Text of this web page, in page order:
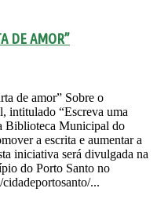
DE AMOR”
de amor” Sobre o
intitulado “Escreva uma
Biblioteca Municipal do
a escrita e aumentar a
iniciativa será divulgada na
do Porto Santo no
...